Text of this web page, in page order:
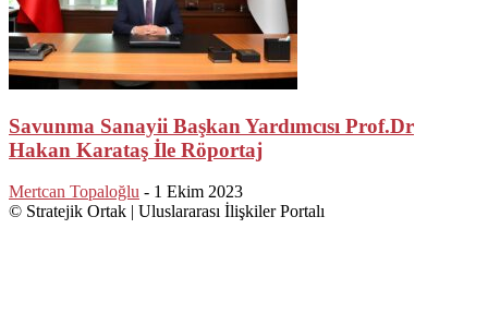
Savunma Sanayii Başkan Yardımcısı Prof.Dr
Hakan Karataş İle Röportaj
Mertcan Topaloğlu - 1 Ekim 2023
© Stratejik Ortak | Uluslararası İlişkiler Portalı